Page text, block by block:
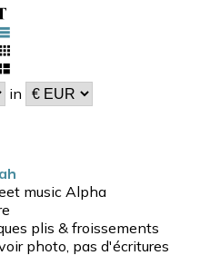
in
music Alpha
plis & froissements
photo, pas d'écritures